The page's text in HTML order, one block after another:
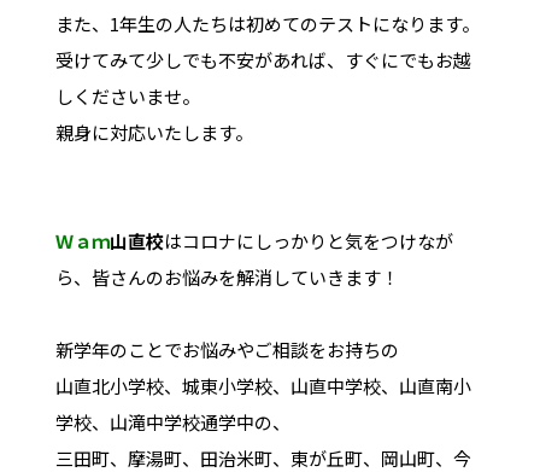
また、1年生の人たちは初めてのテストになります。
受けてみて少しでも不安があれば、すぐにでもお越
しくださいませ。
親身に対応いたします。
Ｗａｍ山直校はコロナにしっかりと気をつけなが
ら、皆さんのお悩みを解消していきます！
新学年のことでお悩みやご相談をお持ちの
山直北小学校、城東小学校、山直中学校、山直南小
学校、山滝中学校通学中の、
三田町、摩湯町、田治米町、東が丘町、岡山町、今